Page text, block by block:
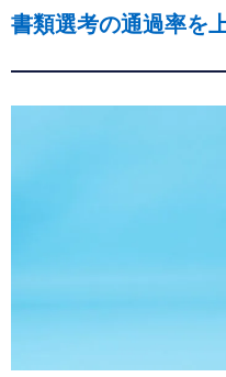
書類選考の通過率を